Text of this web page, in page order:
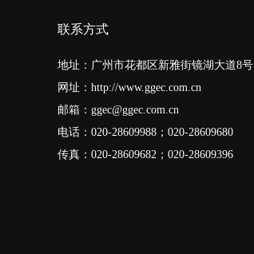
地址：广州市花都区新雅街镜湖大道8号
网址： http://www.ggec.com.cn
邮箱： ggec@ggec.com.cn
电话：020-28609988； 020-28609680
传真：020-28609682；020-28609396
联系方式